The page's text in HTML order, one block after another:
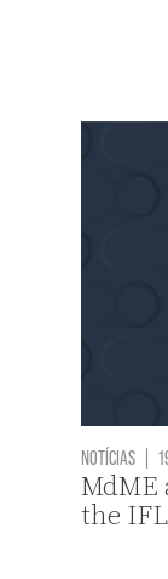
NOTÍCIAS |
MdME
the